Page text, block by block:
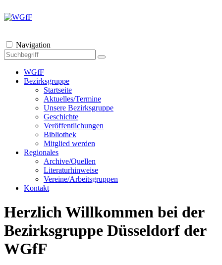
Navigation
WGfF
Bezirksgruppe
Startseite
Aktuelles/Termine
Unsere Bezirksgruppe
Geschichte
Veröffentlichungen
Bibliothek
Mitglied werden
Regionales
Archive/Quellen
Literaturhinweise
Vereine/Arbeitsgruppen
Kontakt
Herzlich Willkommen bei der
Bezirksgruppe Düsseldorf der
WGfF